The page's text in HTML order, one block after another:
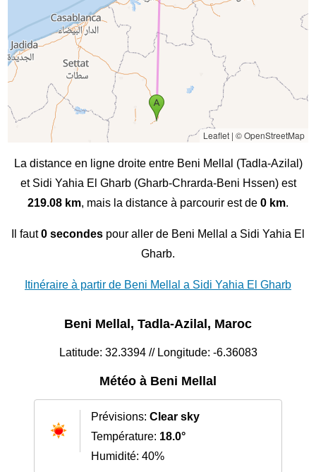
Leaflet| © OpenStreetMap
La distance en ligne droite entre Beni Mellal (Tadla-Azilal)
et Sidi Yahia El Gharb (Gharb-Chrarda-Beni Hssen) est
219.08 km, mais la distance à parcourir est de 0 km.
Il faut0 secondes pour aller de Beni Mellal a Sidi Yahia El
Gharb.
Itinéraire à partir de Beni Mellal a Sidi Yahia El Gharb
Beni Mellal, Tadla-Azilal, Maroc
Latitude: 32.3394 // Longitude: -6.36083
Météo à Beni Mellal
Prévisions: Clear sky
Température: 18.0°
Humidité: 40%